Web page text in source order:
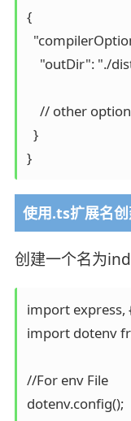
{
"outDir": "./
// other
  }
}
使用.ts扩展名
创建一个名为
import express,
import dotenv
//For env File
dotenv.config();